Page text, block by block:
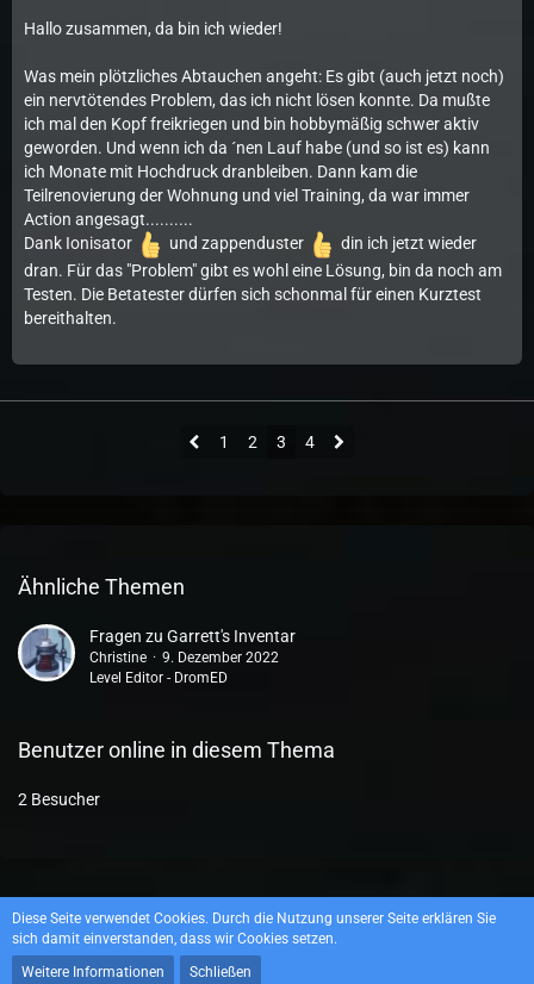
Hallo zusammen, da bin ich wieder!
Was mein plötzliches Abtauchen angeht: Es gibt (auch jetzt noch)
ein nervtötendes Problem, das ich nicht lösen konnte. Da mußte
ich mal den Kopf freikriegen und bin hobbymäßig schwer aktiv
geworden. Und wenn ich da ´nen Lauf habe (und so ist es) kann
ich Monate mit Hochdruck dranbleiben. Dann kam die
Teilrenovierung der Wohnung und viel Training, da war immer
Action angesagt..........
Dank Ionisator
und zappenduster
din ich jetzt wieder
dran. Für das "Problem" gibt es wohl eine Lösung, bin da noch am
Testen. Die Betatester dürfen sich schonmal für einen Kurztest
bereithalten.
1 2 3 4
Ähnliche Themen
Fragen zu Garrett's Inventar
Christine
9. Dezember 2022
Level Editor - DromED
Benutzer online in diesem Thema
2 Besucher
Diese Seite verwendet Cookies. Durch die Nutzung unserer Seite erklären Sie
sich damit einverstanden, dass wir Cookies setzen.
Weitere Informationen
Schließen